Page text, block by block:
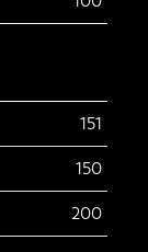
151
150
200